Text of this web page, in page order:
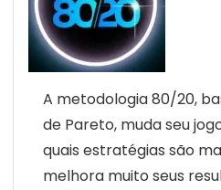
A metodologia 80/20,
de Pareto, muda seu
quais estratégias são
melhora muito seus